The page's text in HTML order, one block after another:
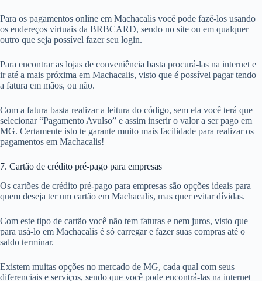
Para os pagamentos online em Machacalis você pode fazê-los usando
os endereços virtuais da BRBCARD, sendo no site ou em qualquer
outro que seja possível fazer seu login.
Para encontrar as lojas de conveniência basta procurá-las na internet e
ir até a mais próxima em Machacalis, visto que é possível pagar tendo
a fatura em mãos, ou não.
Com a fatura basta realizar a leitura do código, sem ela você terá que
selecionar “Pagamento Avulso” e assim inserir o valor a ser pago em
MG. Certamente isto te garante muito mais facilidade para realizar os
pagamentos em Machacalis!
7. Cartão de crédito pré-pago para empresas
Os cartões de crédito pré-pago para empresas são opções ideais para
quem deseja ter um cartão em Machacalis, mas quer evitar dívidas.
Com este tipo de cartão você não tem faturas e nem juros, visto que
para usá-lo em Machacalis é só carregar e fazer suas compras até o
saldo terminar.
Existem muitas opções no mercado de MG, cada qual com seus
diferenciais e serviços, sendo que você pode encontrá-las na internet